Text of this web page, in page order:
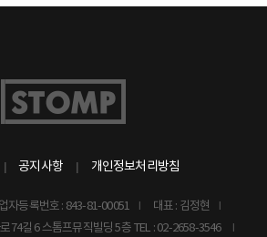
공지사항 개인정보처리방침
자등록번호 : 843-81-00051
대표 : 김정현
74길 6 스톰프뮤직빌딩 5층 TEL : 02-2658-3546